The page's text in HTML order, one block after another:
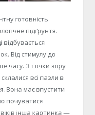
готовність
підґрунтя.
Від стимулу до
часу. З точки зору
всі пазли в
Вона має впустити
почуватися
інша картинка —